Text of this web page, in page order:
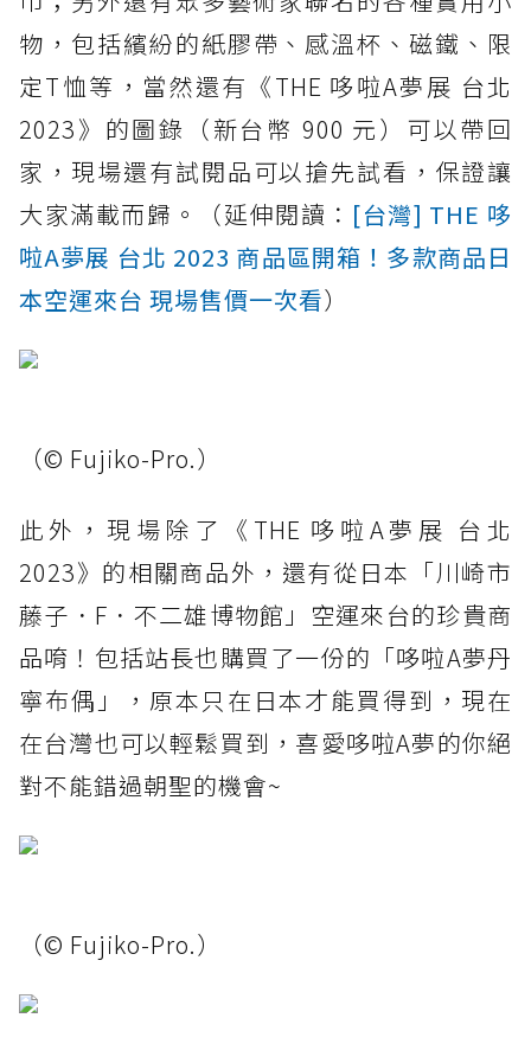
物，包括繽紛的紙膠帶、感溫杯、磁鐵、限
定T恤等，當然還有《THE 哆啦A夢展 台北
2023》的圖錄（新台幣 900 元）可以帶回
家，現場還有試閱品可以搶先試看，保證讓
大家滿載而歸。（延伸閱讀： [台灣] THE 哆
啦A夢展 台北 2023 商品區開箱！多款商品日
本空運來台 現場售價一次看）
（© Fujiko-Pro.）
此外，現場除了《THE 哆啦A夢展 台北
2023》的相關商品外，還有從日本「川崎市
藤子．F．不二雄博物館」空運來台的珍貴商
品唷！包括站長也購買了一份的「哆啦A夢丹
寧布偶」，原本只在日本才能買得到，現在
在台灣也可以輕鬆買到，喜愛哆啦A夢的你絕
對不能錯過朝聖的機會~
（© Fujiko-Pro.）